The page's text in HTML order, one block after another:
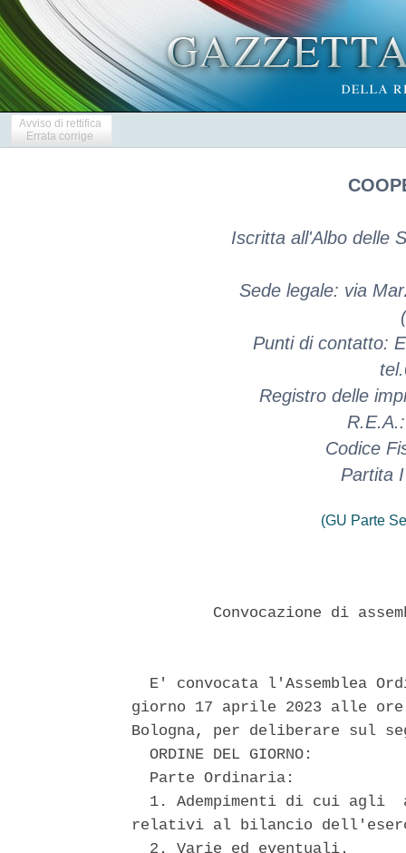
Avviso di rettifica
Errata corrige
Iscritta all'Albo delle
Sede legale: via
Punti di contatto:
Registro delle
Codice
Partita
(GU Parte
Convocazione di
E' convocata l'Assemblea
giorno 17 aprile 2023 alle
Bologna, per deliberare sul
  ORDINE DEL GIORNO:
  Parte Ordinaria:
1. Adempimenti di cui agli
relativi al bilancio
  2. Varie ed eventuali.